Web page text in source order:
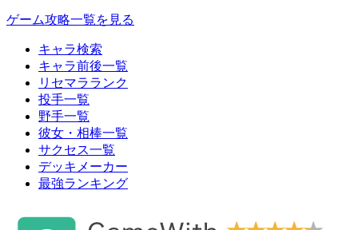
ゲーム攻略一覧を見る
キャラ検索
キャラ前後一覧
リセマラランク
投手一覧
野手一覧
彼女・相棒一覧
サクセス一覧
デッキメーカー
最強ランキング